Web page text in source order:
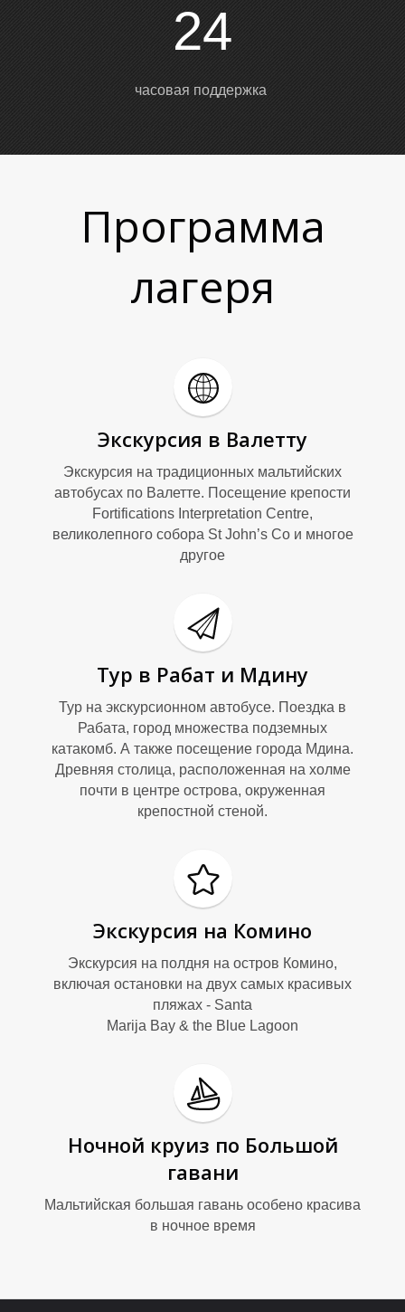
-
1
9
А
С
Т
24
часовая поддержка
Программа
лагеря
Экскурсия в Валетту
Экскурсия на традиционных мальтийских
автобусах по Валетте. Посещение крепости
Fortifications Interpretation Centre,
великолепного собора St John’s Co и многое
другое
Тур в Рабат и Мдину
Тур на экскурсионном автобусе. Поездка в
Рабата, город множества подземных
катакомб. А также посещение города Мдина.
Древняя столица, расположенная на холме
почти в центре острова, окруженная
крепостной стеной.
Экскурсия на Комино
Экскурсия на полдня на остров Комино,
включая остановки на двух самых красивых
пляжах - Santa
Marija Bay & the Blue Lagoon
Ночной круиз по Большой
гавани
Мальтийская большая гавань особено красива
в ночное время
-
1
9
А
С
Т